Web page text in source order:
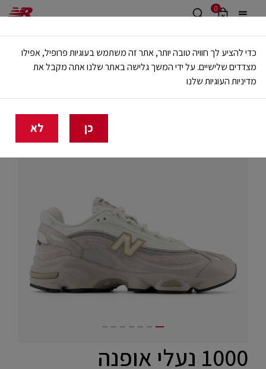
0
משלוח חינם מעל 499 ש"ח
🔥 20% הנחה על כל הביגוד באתר ובחנויות - לזמן מוגבל
בית גברים נעליים לייף סטייל
1000 נעלי אופנה
כדי להציע לך חוויה טובה יותר, אתר זה משתמש בעוגיות פרופיל, אפילו
מצדדים שלישיים. על ידי המשך גלישה באתר שלנו אתה מקבל את
מדיניות העוגיות שלנו
כן לא